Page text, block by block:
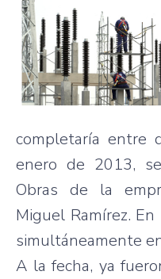
completaría entre
enero de 2013,
Obras de la
Miguel Ramírez. En
simultáneamente
A lafecha, ya